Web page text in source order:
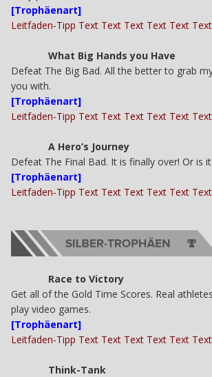
[Trophäenart]
Leitfaden-Tipp Text Text Text Text Text Text
What Big Hands you Have
Defeat The Big Bad. All the better to grab
you with.
[Trophäenart]
Leitfaden-Tipp Text Text Text Text Text Text
A Hero’s Journey
Defeat The Final Bad. It is finally over! Or is
[Trophäenart]
Leitfaden-Tipp Text Text Text Text Text Text
Race to Victory
Get all of the Gold Time Scores. Real
play video games.
[Trophäenart]
Leitfaden-Tipp Text Text Text Text Text Text
Think-Tank